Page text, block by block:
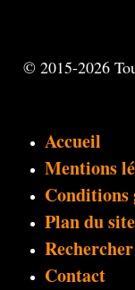
© 2015-2026
Accueil
Mentions
Plan du site
Rechercher
Contact